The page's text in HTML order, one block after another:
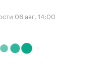
06 авг, 14:00